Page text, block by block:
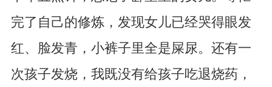
完了自己的修炼，发现女儿已经哭得眼发
红、脸发青，小裤子里全是屎尿。还有一
次孩子发烧，我既没有给孩子吃退烧药，